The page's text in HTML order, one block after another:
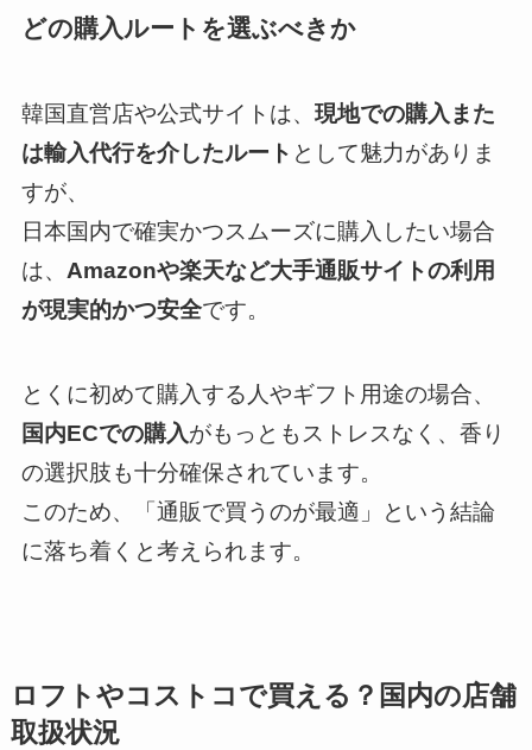
どの購入ルートを選ぶべきか
韓国直営店や公式サイトは、 現地での購入また
は輸入代行を介したルート として魅力がありま
すが、
日本国内で確実かつスムーズに購入したい場合
は、 Amazonや楽天など大手通販サイトの利用
が現実的かつ安全です。
とくに初めて購入する人やギフト用途の場合、
国内ECでの購入がもっともストレスなく、香り
の選択肢も十分確保されています。
このため、「通販で買うのが最適」という結論
に落ち着くと考えられます。
ロフトやコストコで買える？国内の店舗
取扱状況